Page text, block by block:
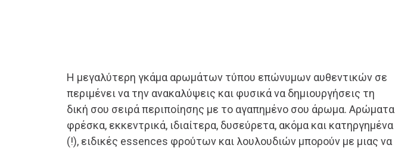
Η μεγαλύτερη γκάμα αρωμάτων τύπου επώνυμων αυθεντικών σε
περιμένει να την ανακαλύψεις και φυσικά να δημιουργήσεις τη
δική σου σειρά περιποίησης με το αγαπημένο σου άρωμα. Αρώματα
φρέσκα, εκκεντρικά, ιδιαίτερα, δυσεύρετα, ακόμα και κατηργημένα
(!), ειδικές essences φρούτων και λουλουδιών μπορούν με μιας να